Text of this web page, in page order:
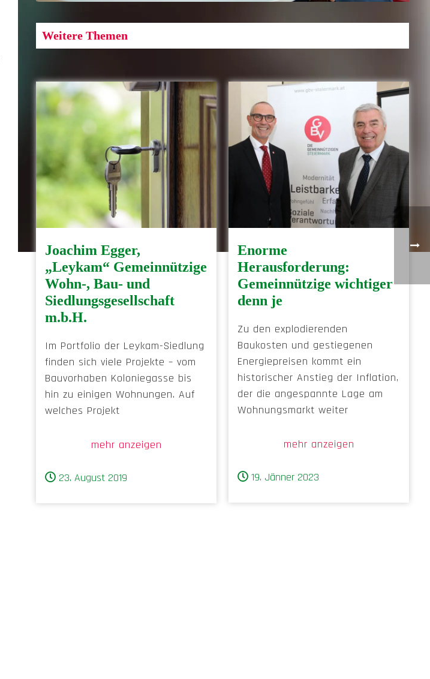
Weitere Themen
Joachim Egger,
„Leykam“ Gemeinnützige
Wohn-, Bau- und
Siedlungsgesellschaft
m.b.H.
Im Portfolio der Leykam-Siedlung
finden sich viele Projekte – vom
Bauvorhaben Koloniegasse bis
hin zu einigen Wohnungen. Auf
welches Projekt
mehr anzeigen
23. August 2019
Enorme
Herausforderung:
Gemeinnützige wichtiger
denn je
Zu den explodierenden
Baukosten und gestiegenen
Energiepreisen kommt ein
historischer Anstieg der Inflation,
der die angespannte Lage am
Wohnungsmarkt weiter
mehr anzeigen
19. Jänner 2023